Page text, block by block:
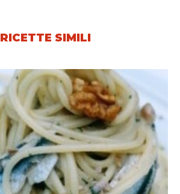
RICETTE SIMILI